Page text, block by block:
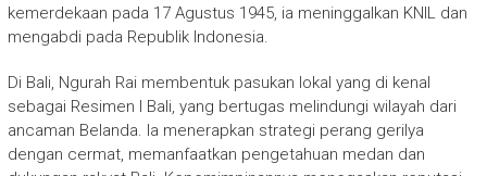
kemerdekaan pada 17 Agustus 1945, ia meninggalkan KNIL dan
mengabdi pada Republik Indonesia.
Di Bali, Ngurah Rai membentuk pasukan lokal yang di kenal
sebagai Resimen I Bali, yang bertugas melindungi wilayah dari
ancaman Belanda. Ia menerapkan strategi perang gerilya
dengan cermat, memanfaatkan pengetahuan medan dan